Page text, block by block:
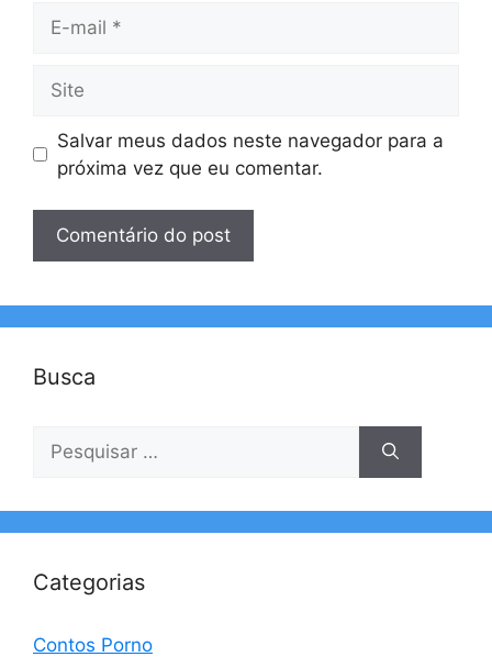
mail
Salvar meus dados neste navegador para a
próxima vez que eu comentar.
Busca
Pesquisar
Categorias
Contos Porno